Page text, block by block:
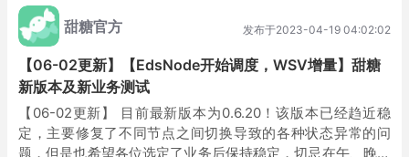
甜糖官方 发布于2023-04-19 04:02:02
【06-02更新】【EdsNode开始调度，WSV增量】甜糖
新版本及新业务测试
【06-02更新】 目前最新版本为0.6.20！该版本已经趋近稳
定，主要修复了不同节点之间切换导致的各种状态异常的问
题，但是也希望各位选定了业务后保持稳定，切忌在午、晚高